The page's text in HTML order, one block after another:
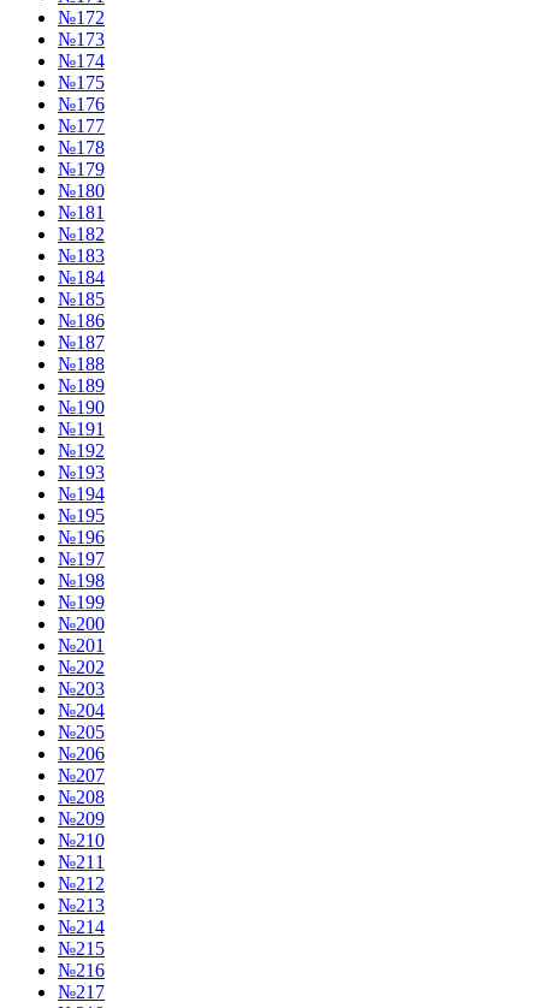
№172
№173
№174
№175
№176
№177
№178
№179
№180
№181
№182
№183
№184
№185
№186
№187
№188
№189
№190
№191
№192
№193
№194
№195
№196
№197
№198
№199
№200
№201
№202
№203
№204
№205
№206
№207
№208
№209
№210
№211
№212
№213
№214
№215
№216
№217